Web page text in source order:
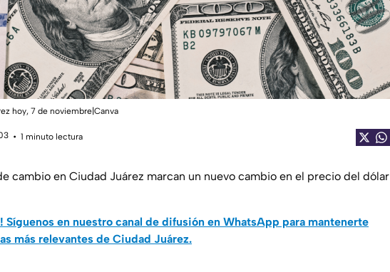
hoy, 7 de noviembre|Canva
1 minuto lectura
cambio en Ciudad Juárez marcan un nuevo cambio en el precio del dólar
Síguenos en nuestro canal de difusión en WhatsApp para mantenerte
más relevantes de Ciudad Juárez.